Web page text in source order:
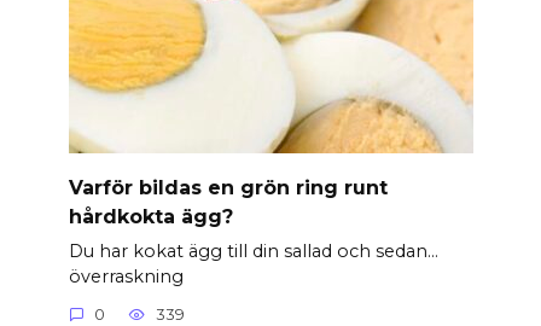
Varför bildas en grön ring runt
hårdkokta ägg?
Du har kokat ägg till din sallad och sedan…
överraskning
0 339